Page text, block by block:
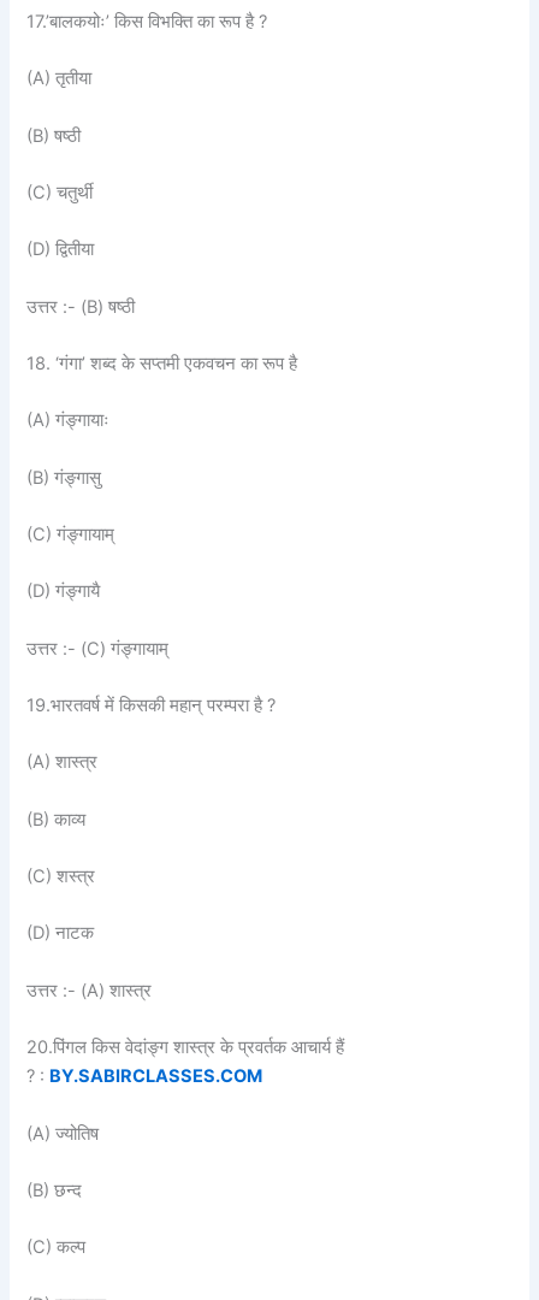
17.’बालकयोः’ किस विभक्ति का रूप है ?
(A) तृतीया
(B) षष्ठी
(C) चतुर्थी
(D) द्वितीया
उत्तर :- (B) षष्ठी
18. ‘गंगा’ शब्द के सप्तमी एकवचन का रूप है
(A) गंङ्गायाः
(B) गंङ्गासु
(C) गंङ्गायाम्
(D) गंङ्गायै
उत्तर :- (C) गंङ्गायाम्
19.भारतवर्ष में किसकी महान् परम्परा है ?
(A) शास्त्र
(B) काव्य
(C) शस्त्र
(D) नाटक
उत्तर :- (A) शास्त्र
20.पिंगल किस वेदांङ्ग शास्त्र के प्रवर्तक आचार्य हैं
? : BY.SABIRCLASSES.COM
(A) ज्योतिष
(B) छन्द
(C) कल्प